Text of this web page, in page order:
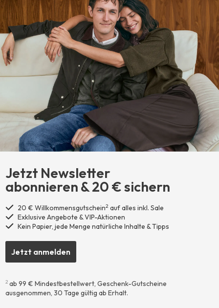
Jetzt Newsletter
abonnieren ​& 20 € sichern
20 € Willkommensgutschein2 auf alles inkl. Sale
Exklusive Angebote & VIP-Aktionen
Kein Papier, jede Menge natürliche Inhalte & Tipps
Jetzt anmelden
2 ab 99 € Mindestbestellwert, Geschenk-Gutscheine
ausgenommen, 30 Tage gültig ab Erhalt.